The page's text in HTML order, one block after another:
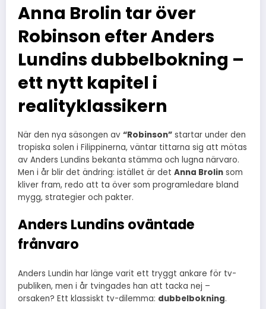
Anna Brolin tar över
Robinson efter Anders
Lundins dubbelbokning –
ett nytt kapitel i
realityklassikern
När den nya säsongen av “Robinson” startar under den
tropiska solen i Filippinerna, väntar tittarna sig att mötas
av Anders Lundins bekanta stämma och lugna närvaro.
Men i år blir det ändring: istället är det Anna Brolin som
kliver fram, redo att ta över som programledare bland
mygg, strategier och pakter.
Anders Lundins oväntade
frånvaro
Anders Lundin har länge varit ett tryggt ankare för tv-
publiken, men i år tvingades han att tacka nej –
orsaken? Ett klassiskt tv-dilemma: dubbelbokning.